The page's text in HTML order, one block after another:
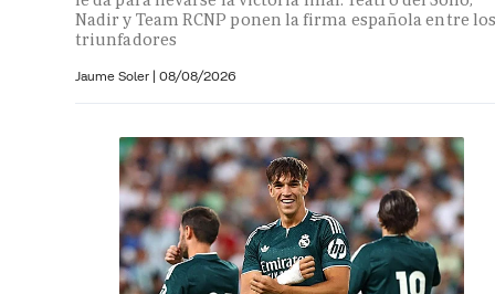
Nadir y Team RCNP ponen la firma española entre
triunfadores
Jaume Soler | 08/08/2026